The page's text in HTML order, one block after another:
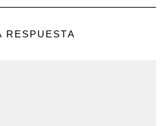
RESPUESTA